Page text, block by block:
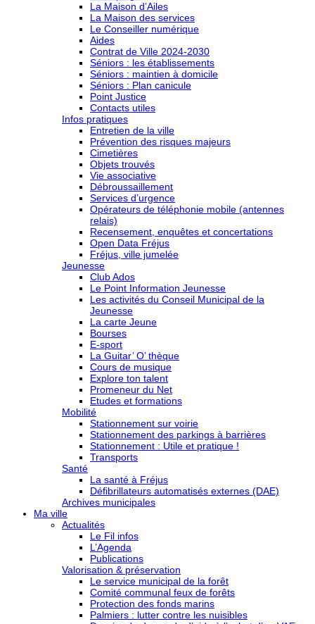
La Maison d’Ailes
La Maison des services
Le Conseiller numérique
Aides
Contrat de Ville 2024-2030
Séniors : les établissements
Séniors : maintien à domicile
Séniors : Plan canicule
Point Justice
Contacts utiles
Infos pratiques
Entretien de la ville
Prévention des risques majeurs
Cimetières
Objets trouvés
Vie associative
Débroussaillement
Services d’urgence
Opérateurs de téléphonie mobile (antennes
relais)
Recensement, enquêtes et concertations
Open Data Fréjus
Fréjus, ville jumelée
Jeunesse
Club Ados
Le Point Information Jeunesse
Les activités du Conseil Municipal de la
Jeunesse
La carte Jeune
Bourses
E-sport
La Guitar’ O’ thèque
Cours de musique
Explore ton talent
Promeneur du Net
Etudes et formations
Mobilité
Stationnement sur voirie
Stationnement des parkings à barrières
Stationnement : Utile et pratique !
Transports
Santé
La santé à Fréjus
Défibrillateurs automatisés externes (DAE)
Archives municipales
Ma ville
Actualités
Le Fil infos
L’Agenda
Publications
Valorisation & préservation
Le service municipal de la forêt
Comité communal feux de forêts
Protection des fonds marins
Palmiers : lutter contre les nuisibles